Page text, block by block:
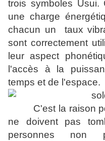
trois symboles Usui.
une charge
chacun un taux
sont correctement
leur aspect
l'accès à la
temps et de l'espace.
C'est la raison
ne doivent pas
personnes non